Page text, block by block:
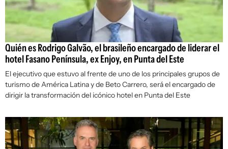
Quién es Rodrigo Galvão, el brasileño encargado de liderar el
hotel Fasano Península, ex Enjoy, en Punta del Este
El ejecutivo que estuvo al frente de uno de los principales grupos de
turismo de América Latina y de Beto Carrero, será el encargado de
dirigir la transformación del icónico hotel en Punta del Este